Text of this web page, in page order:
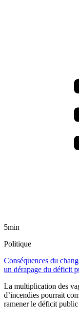
5min
Politique
Conséquences du
un dérapage du déficit
La multiplication des
d’incendies pourrait
ramener le déficit